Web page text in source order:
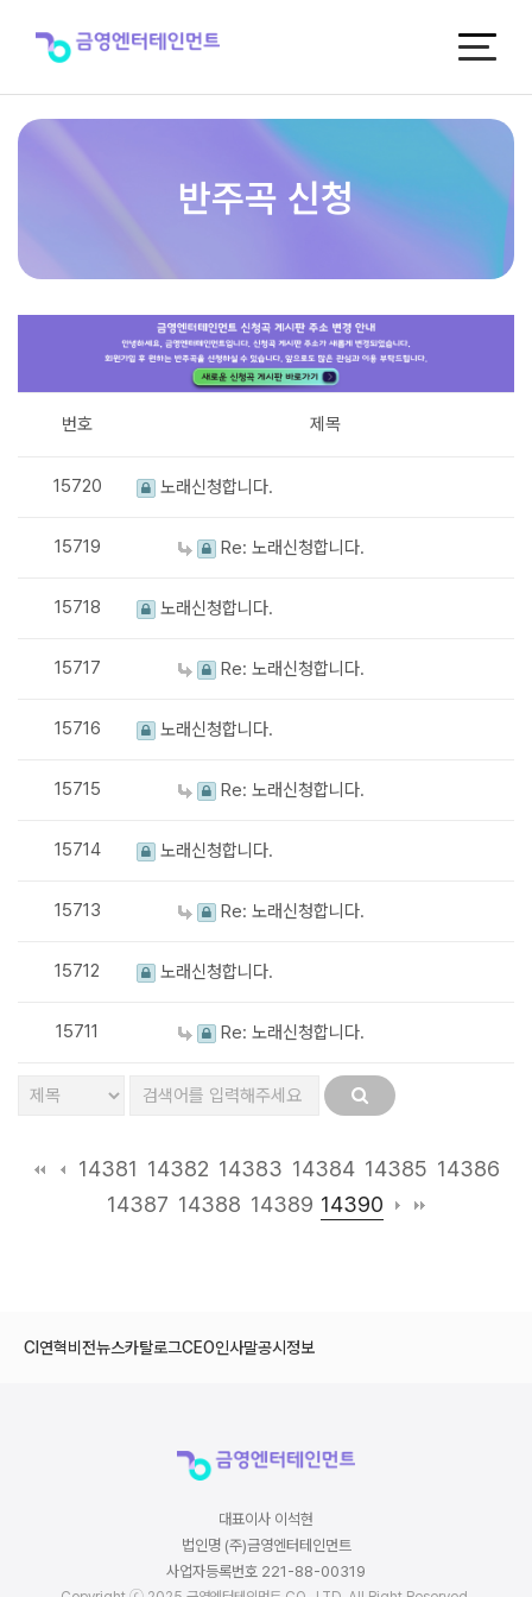
반주곡 신청
번호 제목
15720 노래신청합니다.
15719 Re: 노래신청합니다.
15718 노래신청합니다.
15717 Re: 노래신청합니다.
15716 노래신청합니다.
15715 Re: 노래신청합니다.
15714 노래신청합니다.
15713 Re: 노래신청합니다.
15712 노래신청합니다.
15711 Re: 노래신청합니다.
14381 14382 14383 14384 14385 14386
14387 14388 14389 14390
CI 연혁비전뉴스카탈로그CEO인사말공시정보
대표이사 이석현
법인명 (주)금영엔터테인먼트
사업자등록번호 221-88-00319